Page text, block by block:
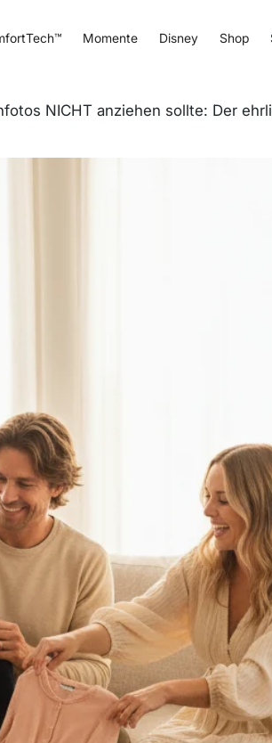
Momente Disney Shop
NICHT anziehen sollte: Der